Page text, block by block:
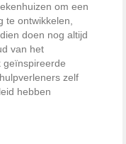
om een
te ontwikkelen,
doen nog altijd
van het
geïnspireerde
zelf
hebben